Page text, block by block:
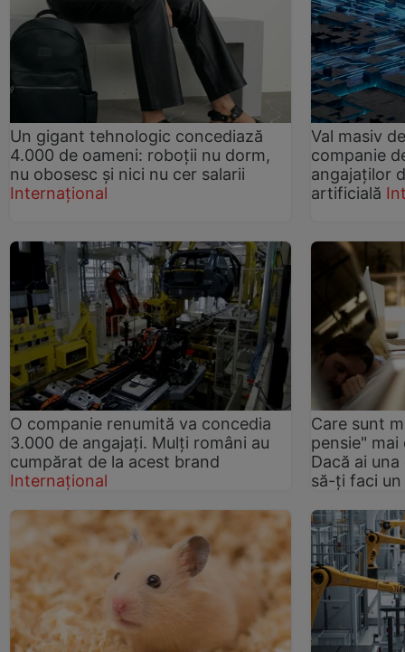
Un gigant tehnologic concediază
4.000 de oameni: roboții nu dorm,
nu obosesc și nici nu cer salarii
Internațional
Val masiv
companie
angajaților
artificială
O companie renumită va concedia
3.000 de angajați. Mulți români au
cumpărat de la acest brand
Internațional
Care sunt
pensie"
Dacă ai
să-ți faci